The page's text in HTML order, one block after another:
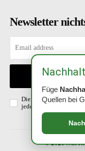
Newsletter
Die Richtlinien habe
jederzeit möglich.
© 2021 . All
Füge
Quellen bei